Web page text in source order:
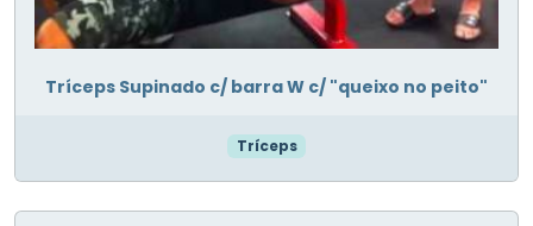
Tríceps Supinado c/ barra W c/ "queixo no peito"
Tríceps